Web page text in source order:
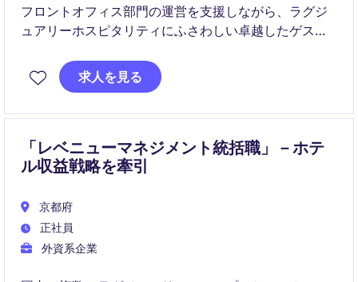
フロントオフィス部門の運営を支援しながら、ラグジ
ュアリーホスピタリティにふさわしい卓越したゲスト
改善を通じて、ホテル全体のサービス品質向上に貢献
していただきます。
求人を見る
「レベニューマネジメント統括職」－ホテ
ル収益戦略を牽引
京都府
正社員
外資系企業